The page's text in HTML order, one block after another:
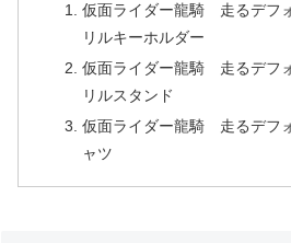
仮面ライダー龍騎 走るデフ
リルキーホルダー
仮面ライダー龍騎 走るデフ
リルスタンド
仮面ライダー龍騎 走るデフ
ャツ